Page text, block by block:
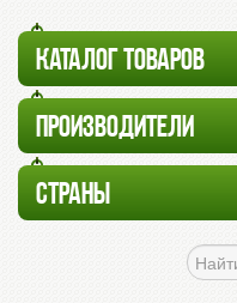
КАТАЛОГ ТОВАРОВ
ПРОИЗВОДИТЕЛИ
СТРАНЫ